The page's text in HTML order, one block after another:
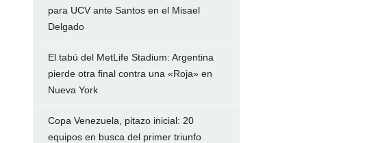
para UCV ante Santos en el Misael
Delgado
El tabú del MetLife Stadium: Argentina
pierde otra final contra una «Roja» en
Nueva York
Copa Venezuela, pitazo inicial: 20
equipos en busca del primer triunfo